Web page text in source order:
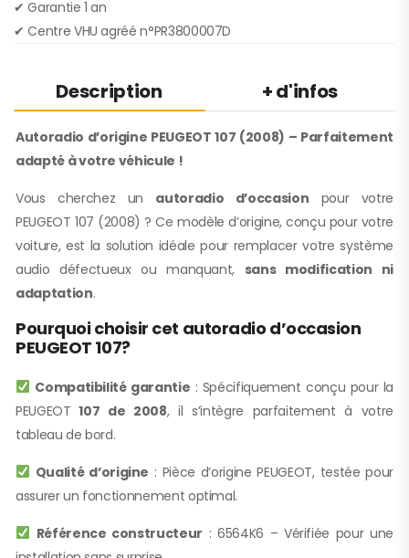
✔︎ Garantie 1 an
✔︎ Centre VHU agréé n°PR3800007D
Description + d'infos
Autoradio d’origine PEUGEOT 107 (2008) – Parfaitement
adapté à votre véhicule !
Vous cherchez un autoradio d’occasion pour votre
PEUGEOT 107 (2008) ? Ce modèle d’origine, conçu pour votre
voiture, est la solution idéale pour remplacer votre système
audio défectueux ou manquant, sans modification ni
adaptation.
Pourquoi choisir cet autoradio d’occasion
PEUGEOT 107?
Compatibilité garantie : Spécifiquement conçu pour la
PEUGEOT 107 de 2008, il s’intègre parfaitement à votre
tableau de bord.
Qualité d’origine : Pièce d’origine PEUGEOT, testée pour
assurer un fonctionnement optimal.
Référence constructeur : 6564K6 – Vérifiée pour une